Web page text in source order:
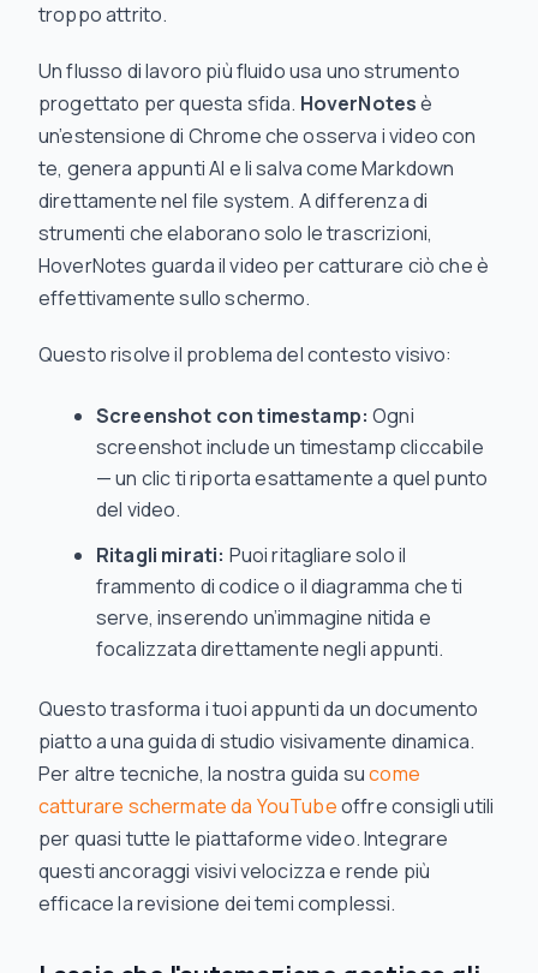
troppo attrito.
Un flusso di lavoro più fluido usa uno strumento
progettato per questa sfida. HoverNotesè
un’estensione di Chrome che osserva i video con
te, genera appunti AI e li salva come Markdown
direttamente nel file system. A differenza di
strumenti che elaborano solo le trascrizioni,
HoverNotes guarda il video per catturare ciò che è
effettivamente sullo schermo.
Questo risolve il problema del contesto visivo:
Screenshot con timestamp: Ogni
screenshot include un timestamp cliccabile
— un clic ti riporta esattamente a quel punto
del video.
Ritagli mirati: Puoi ritagliare solo il
frammento di codice o il diagramma che ti
serve, inserendo un’immagine nitida e
focalizzata direttamente negli appunti.
Questo trasforma i tuoi appunti da un documento
piatto a una guida di studio visivamente dinamica.
Per altre tecniche, la nostra guida sucome
catturare schermate da YouTubeoffre consigli utili
per quasi tutte le piattaforme video. Integrare
questi ancoraggi visivi velocizza e rende più
efficace la revisione dei temi complessi.